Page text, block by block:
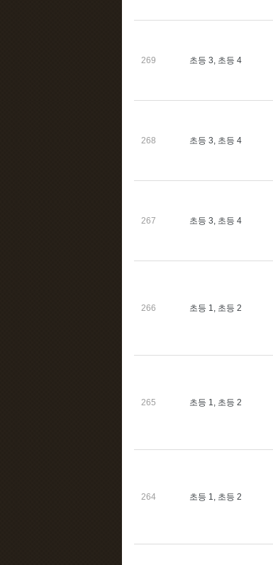
269 초등 3, 초등 4
268 초등 3, 초등 4
267 초등 3, 초등 4
266 초등 1, 초등 2
265 초등 1, 초등 2
264 초등 1, 초등 2